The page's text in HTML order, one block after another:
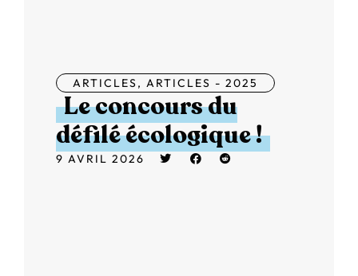
ARTICLES, ARTICLES - 2025
Le concours du
défilé écologique !
9 AVRIL 2026